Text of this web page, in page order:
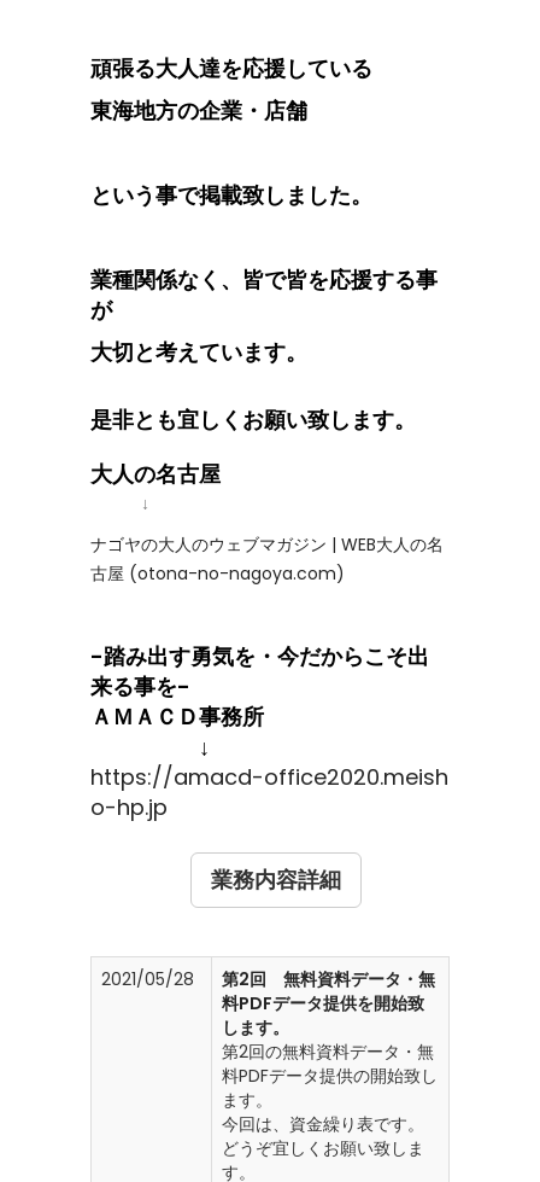
頑張る大人達を応援している
東海地方の企業・店舗
という事で掲載致しました。
業種関係なく、皆で皆を応援する事
が
大切と考えています。
是非とも宜しくお願い致します。
大人の名古屋
↓
ナゴヤの大人のウェブマガジン | WEB大人の名
古屋 (otona-no-nagoya.com)
-踏み出す勇気を・今だからこそ出
来る事を-
ＡＭＡＣＤ事務所
↓
https://amacd-office2020.meish
o-hp.jp
業務内容詳細
2021/05/28
第2回 無料資料データ・無
料PDFデータ提供を開始致
します。
第2回の無料資料データ・無
料PDFデータ提供の開始致し
ます。
今回は、資金繰り表です。
どうぞ宜しくお願い致しま
す。